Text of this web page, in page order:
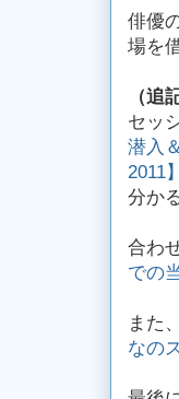
俳優
場を
（追
セッ
潜入
2011】
分か
合わ
での
また
なの